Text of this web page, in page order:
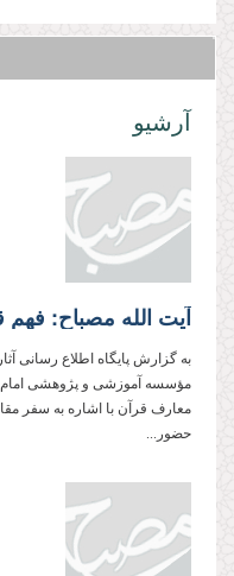
آرشیو
به گزارش پایگاه اطلاع رسانی
مؤسسه آموزشی و پژوهشی
معارف قرآن با اشاره به سفر
حضور...